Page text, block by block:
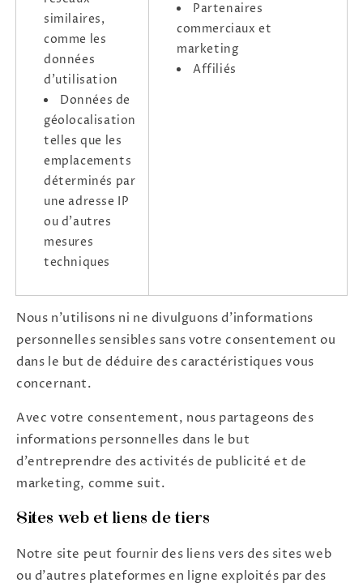
similaires,
comme les
données
d'utilisation
Données de
géolocalisation
telles que les
emplacements
déterminés par
une adresse IP
ou d'autres
mesures
techniques
Partenaires
commerciaux et
marketing
Affiliés
Nous n'utilisons ni ne divulguons d'informations
personnelles sensibles sans votre consentement ou
dans le but de déduire des caractéristiques vous
concernant.
Avec votre consentement, nous partageons des
informations personnelles dans le but
d'entreprendre des activités de publicité et de
marketing, comme suit.
Sites web et liens de tiers
Notre site peut fournir des liens vers des sites web
ou d'autres plateformes en ligne exploités par des